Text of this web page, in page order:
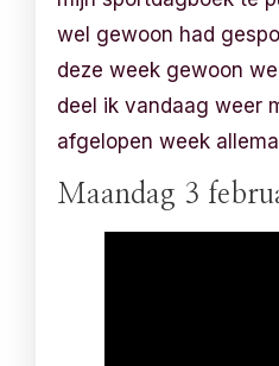
wel gewoon had
deze week gewoon
deel ik vandaag weer
afgelopen week
Maandag 3